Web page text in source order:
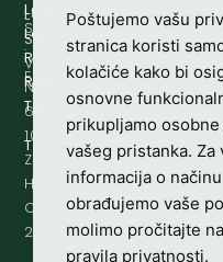
LOVAČKI
SAVEZ
Vladimira
Nazora
63
10000
Zagreb,
Hrvatska
OIB-
28817560444
SWIFT/BIC
:
ESBCHR22
Lovne iskaznice:
Lovno osposobljavanje:
Redakcija/ digitalni
Računovodstvo:
Tajništvo:
rh.sl
@slh
Telefon: +385 (0)1 48 34
Poštujemo vašu
stranica koristi
kolačiće kako bi
osnovne
prikupljamo
vašeg pristanka. Za
informacija o
obrađujemo vaše
molimo pročitajte
pravila privatnosti.